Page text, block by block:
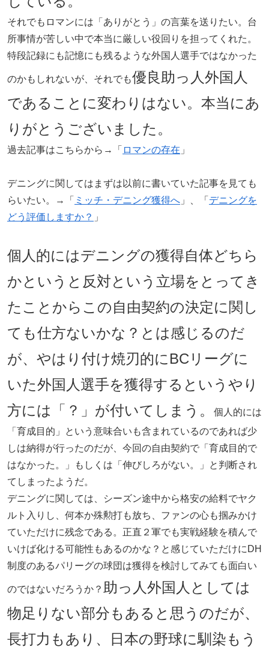
それでもロマンには「ありがとう」の言葉を送りたい。台
所事情が苦しい中で本当に厳しい役回りを担ってくれた。
特段記録にも記憶にも残るような外国人選手ではなかった
のかもしれないが、それでも優良助っ人外国人
であることに変わりはない。本当にあ
りがとうございました。
過去記事はこちらから→「 ロマンの存在 」
デニングに関してはまずは以前に書いていた記事を見ても
らいたい。→「 ミッチ・デニング獲得へ 」、「 デニングを
どう評価しますか？ 」
個人的にはデニングの獲得自体どちら
かというと反対という立場をとってき
たことからこの自由契約の決定に関し
ても仕方ないかな？とは感じるのだ
が、やはり付け焼刃的にBCリーグに
いた外国人選手を獲得するというやり
方には「？」が付いてしまう。
個人的には
「育成目的」という意味合いも含まれているのであれば少
しは納得が行ったのだが、今回の自由契約で「育成目的で
はなかった。」もしくは「伸びしろがない。」と判断され
てしまったようだ。
デニングに関しては、シーズン途中から格安の給料でヤク
ルト入りし、何本か殊勲打も放ち、ファンの心も掴みかけ
ていただけに残念である。正直２軍でも実戦経験を積んで
いけば化ける可能性もあるのかな？と感じていただけにDH
制度のあるパリーグの球団は獲得を検討してみても面白い
のではないだろうか？ 助っ人外国人としては
物足りない部分もあると思うのだが、
長打力もあり、日本の野球に馴染もう